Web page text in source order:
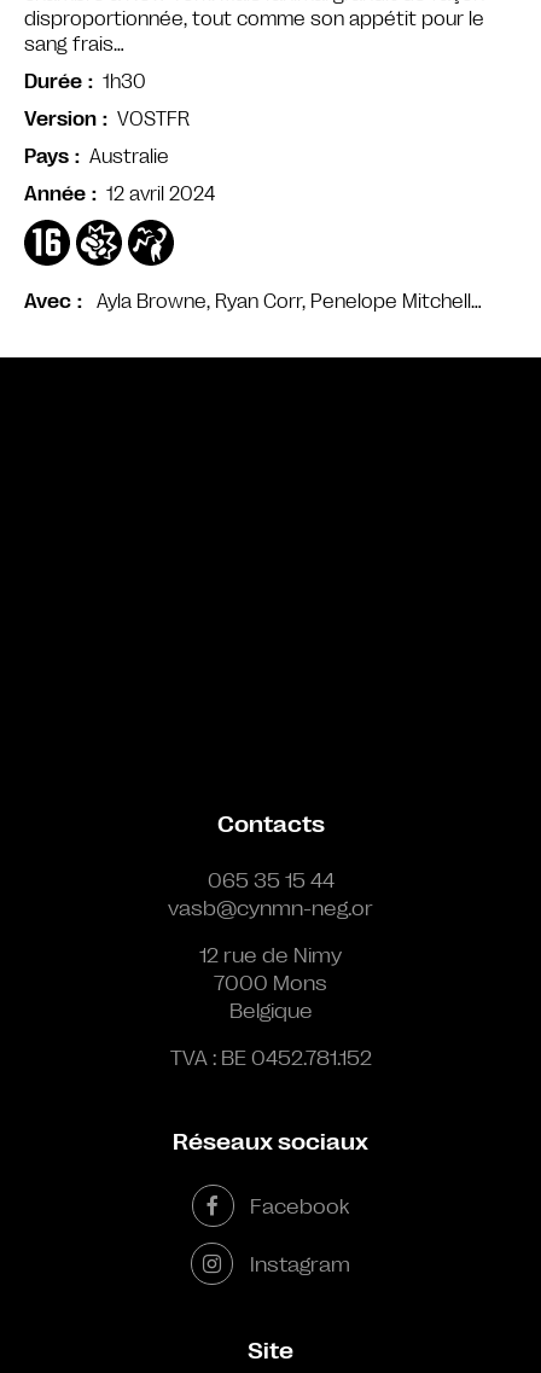
Avec Ayla Browne, Ryan Corr, Penelope Mitchell…
disproportionnée, tout comme son appétit pour le
sang frais…
Durée
1h30
Version
VOSTFR
Pays
Australie
Année
12 avril 2024
Contacts
065 35 15 44
vasb@cynmn-neg.or
12 rue de Nimy
7000 Mons
Belgique
TVA : BE 0452.781.152
Réseaux sociaux
Facebook
Instagram
Site